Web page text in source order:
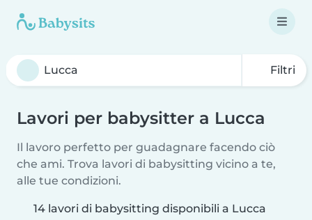
Filtri
Lavori per babysitter a Lucca
Il lavoro perfetto per guadagnare facendo ciò
che ami. Trova lavori di babysitting vicino a te,
alle tue condizioni.
14 lavori di babysitting disponibili a Lucca